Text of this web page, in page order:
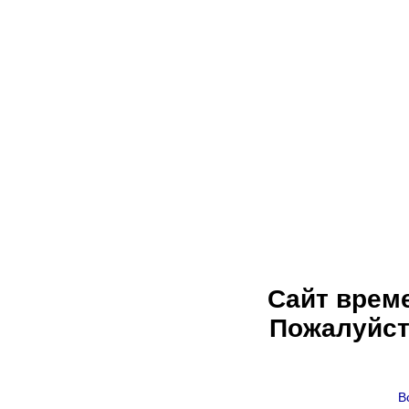
Сайт